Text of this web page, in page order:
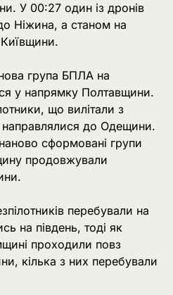
У 00:27 один із дронів
Ніжина, а станом на
група БПЛА на
у напрямку Полтавщини.
що вилітали з
до Одещини.
сформовані групи
продовжували
перебували на
на південь, тоді як
проходили повз
кілька з них перебували